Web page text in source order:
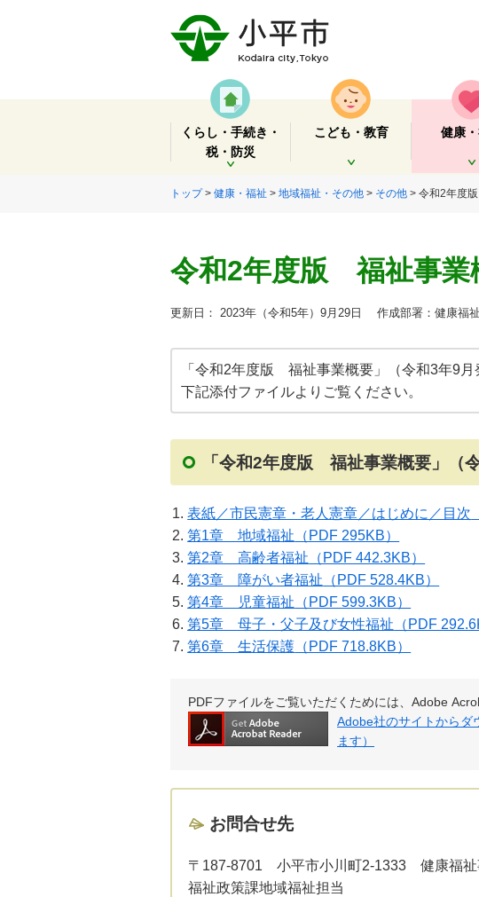
くらし・手続き・
税・防災
開く
こども・教育
開く
健康
開く
トップ> 健康・福祉 > 地域福祉・その他 > その他 > 令和2年度
令和2年度版 福祉事業
更新日： 2023年（令和5年）9月29日 作成部署：健康福
「令和2年度版 福祉事業概要」（令和3年9月
下記添付ファイルよりご覧ください。
「令和2年度版 福祉事業概要」（
表紙／市民憲章・老人憲章／はじめに／目次
第1章 地域福祉 （PDF 295KB）
第2章 高齢者福祉 （PDF 442.3KB）
第3章 障がい者福祉 （PDF 528.4KB）
第4章 児童福祉 （PDF 599.3KB）
第5章 母子・父子及び女性福祉 （PDF
第6章 生活保護 （PDF 718.8KB）
PDFファイルをご覧いただくためには、Adobe
Adobe社のサイトからダ
ます）
お問合せ先
〒187-8701 小平市小川町2-1333 健康福祉
福祉政策課地域福祉担当